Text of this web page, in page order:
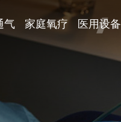
气 家庭氧疗 医用设备
VENTImotion 30
JOYCEeasy